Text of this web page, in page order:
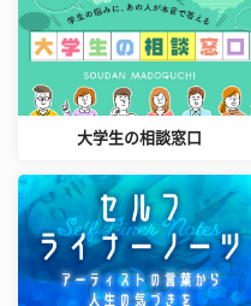
大学生の相談窓口